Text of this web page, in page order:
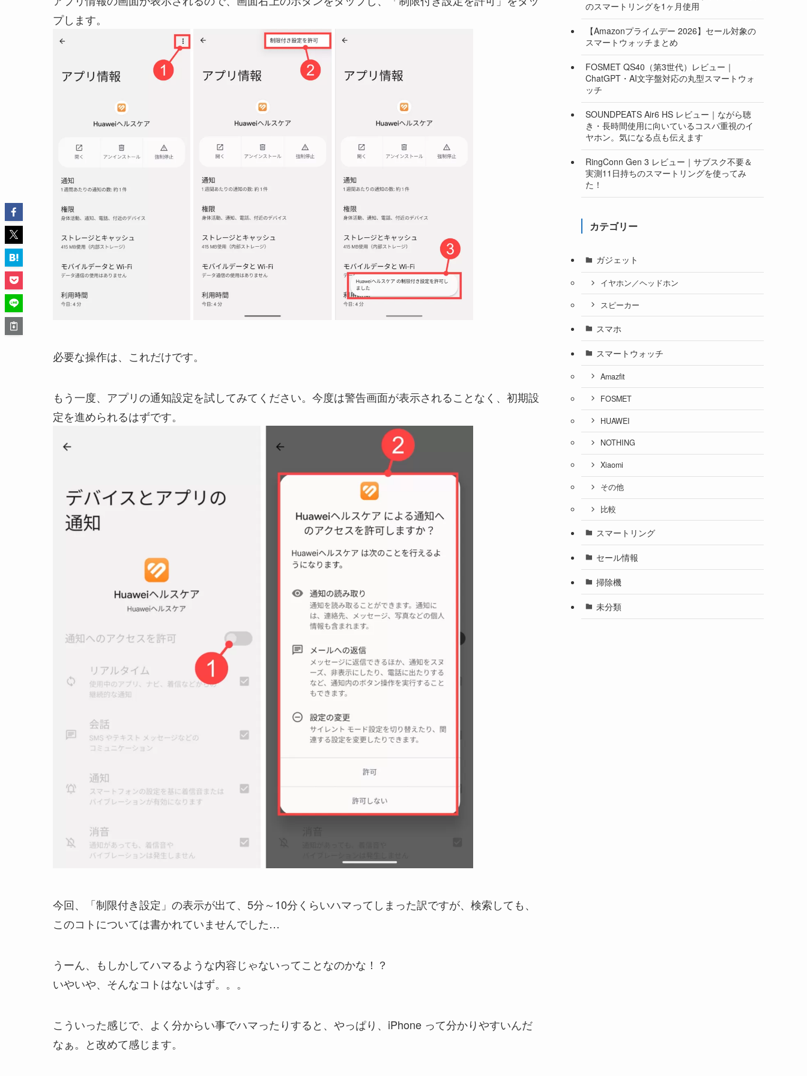
プします。
必要な操作は、これだけです。
もう一度、アプリの通知設定を試してみてください。今度は警告画面が表示されることなく、初期設
定を進められるはずです。
今回、「制限付き設定」の表示が出て、5分～10分くらいハマってしまった訳ですが、検索しても、
このコトについては書かれていませんでした…
うーん、もしかしてハマるような内容じゃないってことなのかな！？
いやいや、そんなコトはないはず。。。
こういった感じで、よく分からい事でハマったりすると、やっぱり、iPhone って分かりやすいんだ
なぁ。と改めて感じます。
のスマートリングを1ヶ月使用
【Amazonプライムデー 2026】セール対象の
スマートウォッチまとめ
FOSMET QS40（第3世代）レビュー｜
ChatGPT・AI文字盤対応の丸型スマートウォ
ッチ
SOUNDPEATS Air6 HS レビュー｜ながら聴
き・長時間使用に向いているコスパ重視のイ
ヤホン。気になる点も伝えます
RingConn Gen 3 レビュー｜サブスク不要＆
実測11日持ちのスマートリングを使ってみ
た！
カテゴリー
ガジェット
イヤホン／ヘッドホン
スピーカー
スマホ
スマートウォッチ
Amazfit
FOSMET
HUAWEI
NOTHING
Xiaomi
その他
比較
スマートリング
セール情報
掃除機
未分類